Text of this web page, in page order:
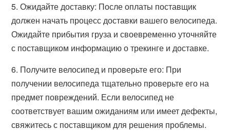
5. Ожидайте доставку: После оплаты поставщик
должен начать процесс доставки вашего велосипеда.
Ожидайте прибытия груза и своевременно уточняйте
с поставщиком информацию о трекинге и доставке.
6. Получите велосипед и проверьте его: При
получении велосипеда тщательно проверьте его на
предмет повреждений. Если велосипед не
соответствует вашим ожиданиям или имеет дефекты,
свяжитесь с поставщиком для решения проблемы.